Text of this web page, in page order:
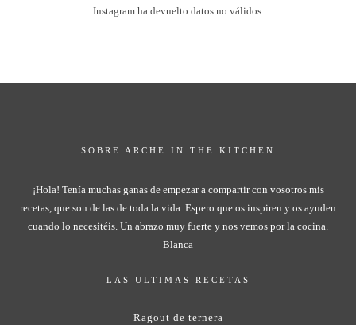
Instagram ha devuelto datos no válidos.
SOBRE ARCHE IN THE KITCHEN
¡Hola! Tenía muchas ganas de empezar a compartir con vosotros mis
recetas, que son de las de toda la vida. Espero que os inspiren y os ayuden
cuando lo necesitéis. Un abrazo muy fuerte y nos vemos por la cocina.
Blanca
LAS ULTIMAS RECETAS
Ragout de ternera